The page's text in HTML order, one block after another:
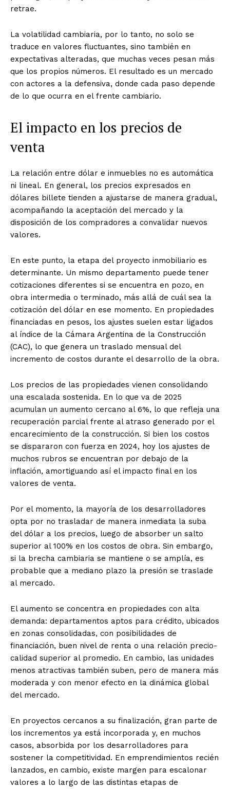
retrae.
La volatilidad cambiaria, por lo tanto, no solo se
traduce en valores fluctuantes, sino también en
expectativas alteradas, que muchas veces pesan más
que los propios números. El resultado es un mercado
con actores a la defensiva, donde cada paso depende
de lo que ocurra en el frente cambiario.
El impacto en los precios de
venta
La relación entre dólar e inmuebles no es automática
ni lineal. En general, los precios expresados en
dólares billete tienden a ajustarse de manera gradual,
acompañando la aceptación del mercado y la
disposición de los compradores a convalidar nuevos
valores.
En este punto, la etapa del proyecto inmobiliario es
determinante. Un mismo departamento puede tener
cotizaciones diferentes si se encuentra en pozo, en
obra intermedia o terminado, más allá de cuál sea la
cotización del dólar en ese momento. En propiedades
financiadas en pesos, los ajustes suelen estar ligados
al índice de la Cámara Argentina de la Construcción
(CAC), lo que genera un traslado mensual del
incremento de costos durante el desarrollo de la obra.
Los precios de las propiedades vienen consolidando
una escalada sostenida. En lo que va de 2025
acumulan un aumento cercano al 6%, lo que refleja una
recuperación parcial frente al atraso generado por el
encarecimiento de la construcción. Si bien los costos
se dispararon con fuerza en 2024, hoy los ajustes de
muchos rubros se encuentran por debajo de la
inflación, amortiguando así el impacto final en los
valores de venta.
Por el momento, la mayoría de los desarrolladores
opta por no trasladar de manera inmediata la suba
del dólar a los precios, luego de absorber un salto
superior al 100% en los costos de obra. Sin embargo,
si la brecha cambiaria se mantiene o se amplía, es
probable que a mediano plazo la presión se traslade
al mercado.
El aumento se concentra en propiedades con alta
demanda: departamentos aptos para crédito, ubicados
en zonas consolidadas, con posibilidades de
financiación, buen nivel de renta o una relación precio-
calidad superior al promedio. En cambio, las unidades
menos atractivas también suben, pero de manera más
moderada y con menor efecto en la dinámica global
del mercado.
En proyectos cercanos a su finalización, gran parte de
los incrementos ya está incorporada y, en muchos
casos, absorbida por los desarrolladores para
sostener la competitividad. En emprendimientos recién
lanzados, en cambio, existe margen para escalonar
valores a lo largo de las distintas etapas de